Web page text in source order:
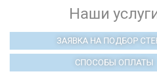
Наши
ЗАЯВКА НА ПОДБОР
СПОСОБЫ ОПЛАТЫ